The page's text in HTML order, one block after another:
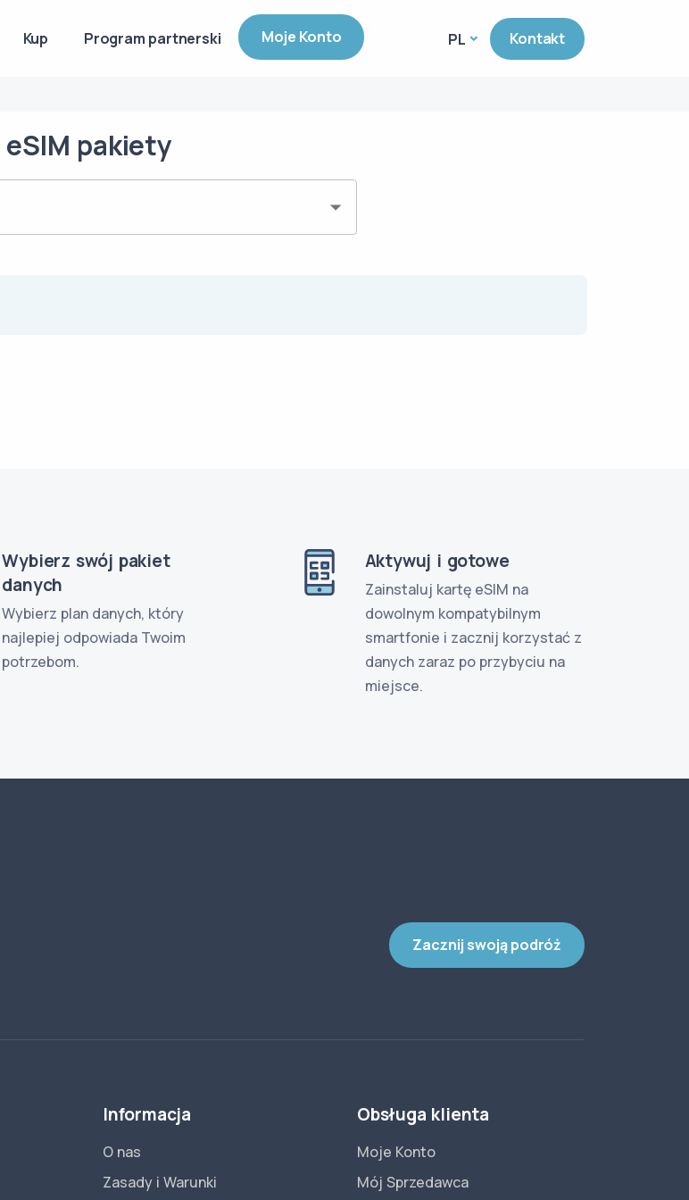
Kup Program partnerski Moje Konto PL Kontakt
eSIM pakiety
Wybierz swój pakiet
danych
Wybierz plan danych, który
najlepiej odpowiada Twoim
potrzebom.
Aktywuj i gotowe
Zainstaluj kartę eSIM na
dowolnym kompatybilnym
smartfonie i zacznij korzystać z
danych zaraz po przybyciu na
miejsce.
Zacznij swoją podróż
Informacja
O nas
Zasady i Warunki
Obsługa klienta
Moje Konto
Mój Sprzedawca